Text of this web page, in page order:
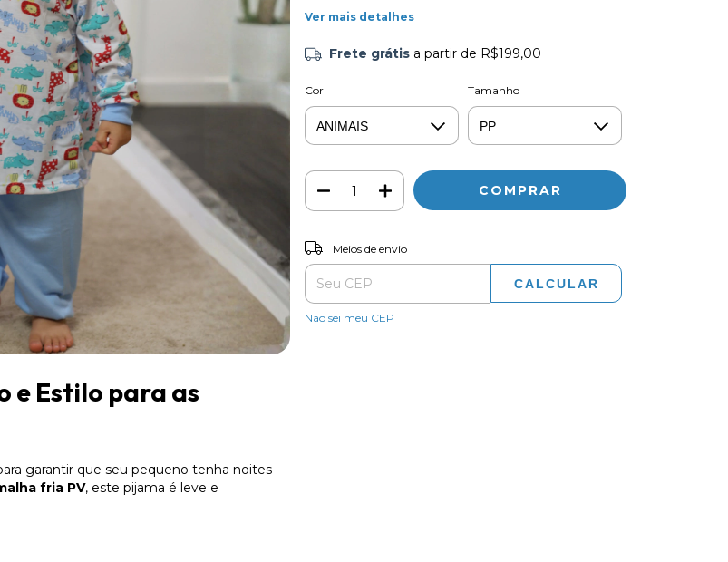
e Estilo para as
garantir que seu pequeno tenha noites
fria PV, este pijama é leve e
Ver mais detalhes
Frete grátis a partir de R$199,00
Cor Tamanho
Entregas para o CEP:
Meios de envio
CALCULAR
Não sei meu CEP